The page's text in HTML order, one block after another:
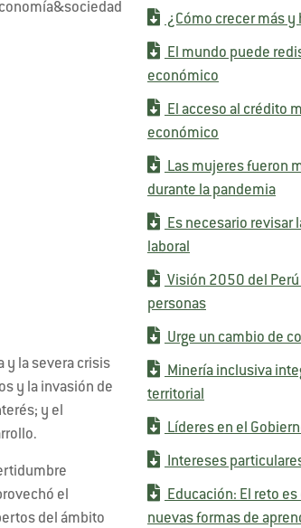
y la severa crisis
y la invasión de
y el
el
del ámbito
¿Cómo crecer más
El mundo puede
económico
El acceso al crédito
económico
Las mujeres fueron
durante la pandemia
Es necesario revisar
laboral
Visión 2050 del
personas
Urge un cambio de
Minería inclusiva
territorial
Líderes en el
Intereses
Educación: El reto
nuevas formas de